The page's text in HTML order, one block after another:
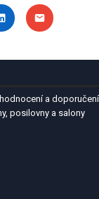
a doporučení
posilovny a salony